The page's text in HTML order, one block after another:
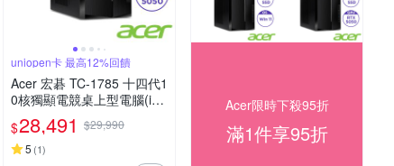
uniopen卡 最高12%回饋
Acer 宏碁 TC-1785 十四代1
0核獨顯電競桌上型電腦(i5-
14400F/8G/1T/RTX 5050/
Win11H)
$28,491 $29,990
5 (1)
Acer限時下殺95折
滿1件享95折